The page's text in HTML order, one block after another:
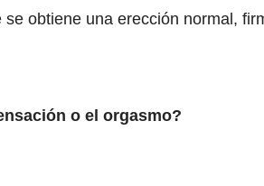
obtiene una erección normal,
o el orgasmo?